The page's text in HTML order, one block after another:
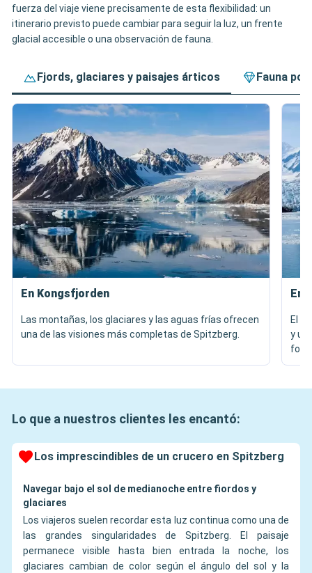
fuerza del viaje viene precisamente de esta flexibilidad: un
itinerario previsto puede cambiar para seguir la luz, un frente
glacial accesible o una observación de fauna.
Fjords, glaciares y paisajes árticos Fauna
En Kongsfjorden
Las montañas, los glaciares y las aguas frías ofrecen
una de las visiones más completas de Spitzberg.
En
El
y
Lo que a nuestros clientes les encantó:
Los imprescindibles de un crucero en Spitzberg
Navegar bajo el sol de medianoche entre fiordos y
glaciares
Los viajeros suelen recordar esta luz continua como una de
las grandes singularidades de Spitzberg. El paisaje
permanece visible hasta bien entrada la noche, los
glaciares cambian de color según el ángulo del sol y la